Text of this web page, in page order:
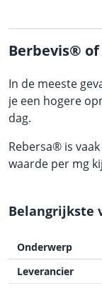
Berbevis®
In de meeste
je een hogere
dag.
Rebersa® is
waarde per mg
Belangrijkste
Onderwerp
Leverancier